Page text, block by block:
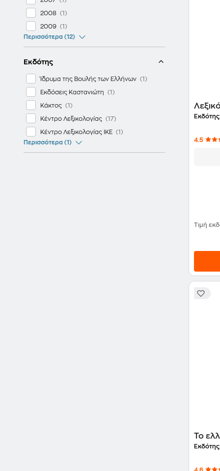
2008
2009
Περισσότερα (12)
Εκδότης
Ίδρυμα της Βουλής των Ελλήνων
Εκδόσεις Καστανιώτη
Κάκτος
Κέντρο Λεξικολογίας
Κέντρο Λεξικολογίας ΙΚΕ
Περισσότερα (1)
4.5
Τιμή
Το